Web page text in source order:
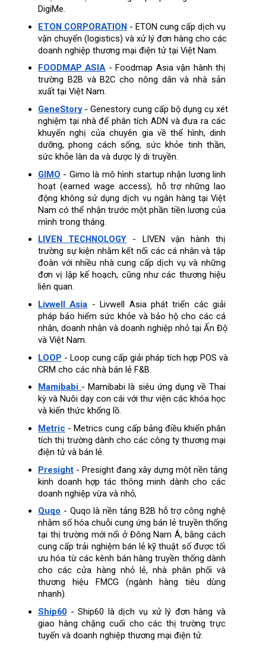
DigiMe.
ETON CORPORATION - ETON cung cấp dịch vụ
vận chuyển (logistics) và xử lý đơn hàng cho các
doanh nghiệp thương mại điện tử tại Việt Nam.
FOODMAP ASIA - Foodmap Asia vận hành thị
trường B2B và B2C cho nông dân và nhà sản
xuất tại Việt Nam.
GeneStory - Genestory cung cấp bộ dụng cụ xét
nghiệm tại nhà để phân tích ADN và đưa ra các
khuyến nghị của chuyên gia về thể hình, dinh
dưỡng, phong cách sống, sức khỏe tinh thần,
sức khỏe làn da và dược lý di truyền.
GIMO - Gimo là mô hình startup nhận lương linh
hoạt (earned wage access), hỗ trợ những lao
động không sử dụng dịch vụ ngân hàng tại Việt
Nam có thể nhận trước một phần tiền lương của
mình trong tháng.
LIVEN TECHNOLOGY - LIVEN vận hành thị
trường sự kiện nhằm kết nối các cá nhân và tập
đoàn với nhiều nhà cung cấp dịch vụ và những
đơn vị lập kế hoạch, cũng như các thương hiệu
liên quan.
Livwell Asia - Livwell Asia phát triển các giải
pháp bảo hiểm sức khỏe và bảo hộ cho các cá
nhân, doanh nhân và doanh nghiệp nhỏ tại Ấn Độ
và Việt Nam.
LOOP - Loop cung cấp giải pháp tích hợp POS và
CRM cho các nhà bán lẻ F&B.
Mamibabi - Mamibabi là siêu ứng dụng về Thai
kỳ và Nuôi dạy con cái với thư viện các khóa học
và kiến thức khổng lồ.
Metric - Metrics cung cấp bảng điều khiển phân
tích thị trường dành cho các công ty thương mại
điện tử và bán lẻ.
Presight - Presight đang xây dựng một nền tảng
kinh doanh hợp tác thông minh dành cho các
doanh nghiệp vừa và nhỏ,
Quqo - Quqo là nền tảng B2B hỗ trợ công nghệ
nhằm số hóa chuỗi cung ứng bán lẻ truyền thống
tại thị trường mới nổi ở Đông Nam Á, bằng cách
cung cấp trải nghiệm bán lẻ kỹ thuật số được tối
ưu hóa từ các kênh bán hàng truyền thống dành
cho các cửa hàng nhỏ lẻ, nhà phân phối và
thương hiệu FMCG (ngành hàng tiêu dùng
nhanh).
Ship60 - Ship60 là dịch vụ xử lý đơn hàng và
giao hàng chặng cuối cho các thị trường trực
tuyến và doanh nghiệp thương mại điện tử.